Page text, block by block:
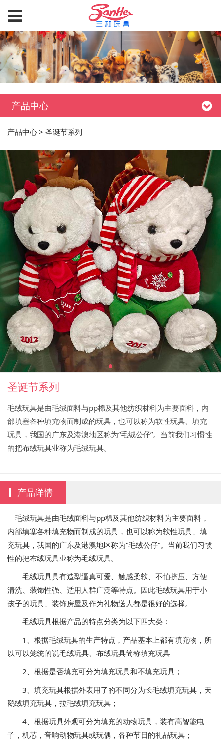
产品中心
产品中心 >圣诞节系列
圣诞节系列
毛绒玩具是由毛绒面料与pp棉及其他纺织材料为主要面料，内
部填塞各种填充物而制成的玩具，也可以称为软性玩具、填充
玩具，我国的广东及港澳地区称为“毛绒公仔”。当前我们习惯性
的把布绒玩具业称为毛绒玩具。
产品详情
毛绒玩具是由毛绒面料与pp棉及其他纺织材料为主要面料，
内部填塞各种填充物而制成的玩具，也可以称为软性玩具、填
充玩具，我国的广东及港澳地区称为“毛绒公仔”。当前我们习惯
性的把布绒玩具业称为毛绒玩具。
毛绒玩具具有造型逼真可爱、触感柔软、不怕挤压、方便
清洗、装饰性强、适用人群广泛等特点。因此毛绒玩具用于小
孩子的玩具、装饰房屋及作为礼物送人都是很好的选择。
毛绒玩具根据产品的特点分类为以下四大类：
1、根据毛绒玩具的生产特点，产品基本上都有填充物，所
以可以笼统的说毛绒玩具、布绒玩具简称填充玩具
2、根据是否填充可分为填充玩具和不填充玩具；
3、填充玩具根据外表用了的不同分为长毛绒填充玩具，天
鹅绒填充玩具，拉毛绒填充玩具；
4、根据玩具外观可分为填充的动物玩具，装有高智能电
子，机芯，音响动物玩具或玩偶，各种节日的礼品玩具；